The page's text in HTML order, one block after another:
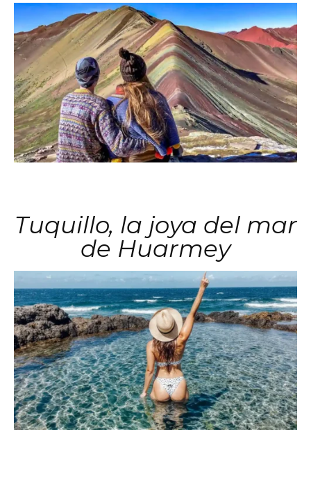
Tuquillo, la joya del mar
de Huarmey